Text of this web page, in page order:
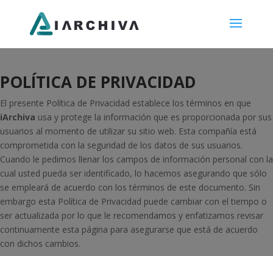
POLÍTICA DE PRIVACIDAD
El presente Política de Privacidad establece los términos en que
iArchiva usa y protege la información que es proporcionada por sus
usuarios al momento de utilizar su sitio web. Esta compañía está
comprometida con la seguridad de los datos de sus usuarios.
Cuando le pedimos llenar los campos de información personal con la
cual usted pueda ser identificado, lo hacemos asegurando que sólo
se empleará de acuerdo con los términos de este documento. Sin
embargo esta Política de Privacidad puede cambiar con el tiempo o
ser actualizada por lo que le recomendamos y enfatizamos revisar
continuamente esta página para asegurarse que está de acuerdo
con dichos cambios.